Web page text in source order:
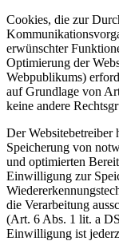
Cookies, die zur
erwünschter
Optimierung der
Webpublikums)
aufGrundlage von
keine andere
Der Websitebetreiber
Speicherung von
und optimierten
Einwilligung zur
die Verarbeitung
(Art. 6 Abs. 1 lit. a
Einwilligung ist